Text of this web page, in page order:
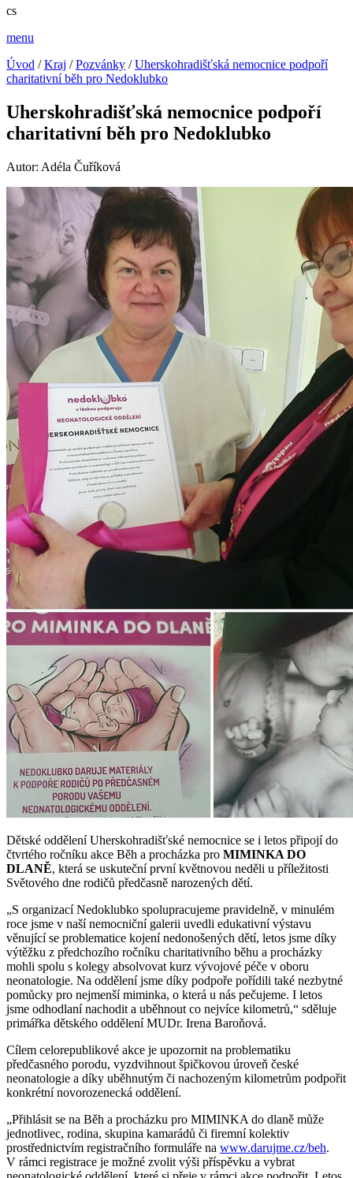
cs
menu
Úvod /Kraj /Pozvánky /Uherskohradišťská nemocnice podpoří
charitativní běh pro Nedoklubko
Uherskohradišťská nemocnice podpoří
charitativní běh pro Nedoklubko
Autor: Adéla Čuříková
Dětské oddělení Uherskohradišťské nemocnice se i letos připojí do
čtvrtého ročníku akce Běh a procházka pro MIMINKA DO
DLANĚ, která se uskuteční první květnovou neděli u příležitosti
Světového dne rodičů předčasně narozených dětí.
„S organizací Nedoklubko spolupracujeme pravidelně, v minulém
roce jsme v naší nemocniční galerii uvedli edukativní výstavu
věnující se problematice kojení nedonošených dětí, letos jsme díky
výtěžku z předchozího ročníku charitativního běhu a procházky
mohli spolu s kolegy absolvovat kurz vývojové péče v oboru
neonatologie. Na oddělení jsme díky podpoře pořídili také nezbytné
pomůcky pro nejmenší miminka, o která u nás pečujeme. I letos
jsme odhodlaní nachodit a uběhnout co nejvíce kilometrů,“ sděluje
primářka dětského oddělení MUDr. Irena Baroňová.
Cílem celorepublikové akce je upozornit na problematiku
předčasného porodu, vyzdvihnout špičkovou úroveň české
neonatologie a díky uběhnutým či nachozeným kilometrům podpořit
konkrétní novorozenecká oddělení.
„Přihlásit se na Běh a procházku pro MIMINKA do dlaně může
jednotlivec, rodina, skupina kamarádů či firemní kolektiv
prostřednictvím registračního formuláře na www.darujme.cz/beh.
V rámci registrace je možné zvolit výši příspěvku a vybrat